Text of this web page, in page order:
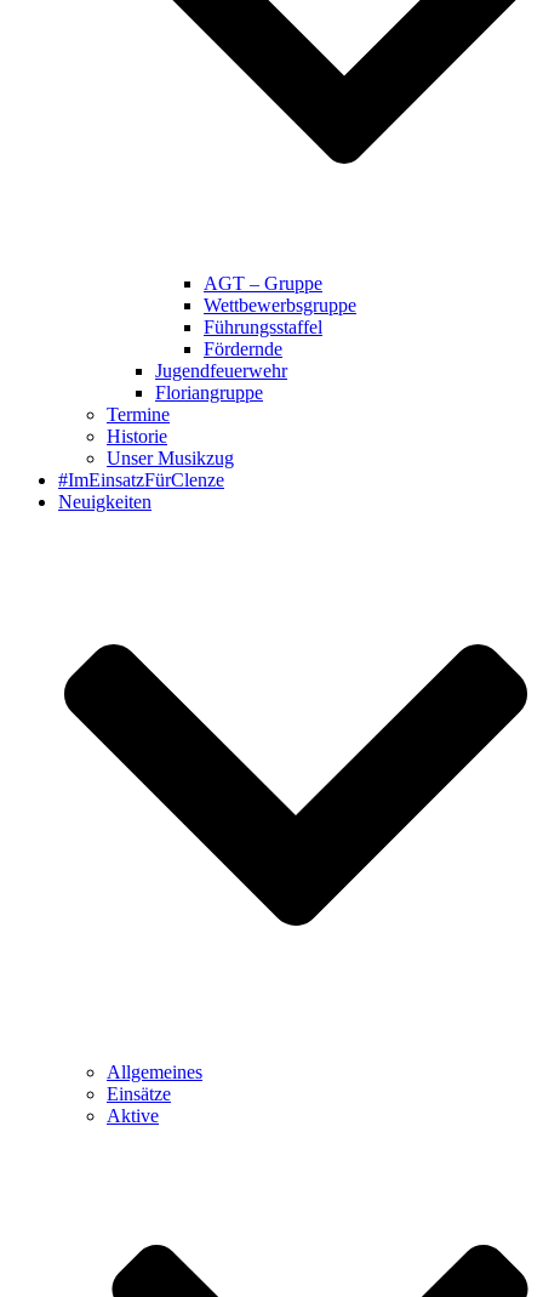
AGT – Gruppe
Wettbewerbsgruppe
Führungsstaffel
Fördernde
Jugendfeuerwehr
Floriangruppe
Termine
Historie
Unser Musikzug
#ImEinsatzFürClenze
Neuigkeiten
Allgemeines
Einsätze
Aktive